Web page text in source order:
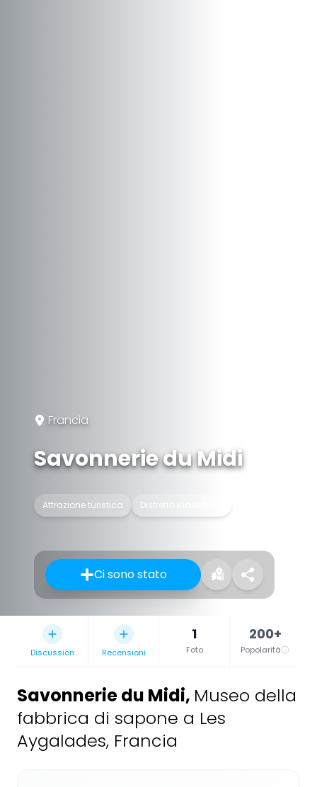
Francia
Savonnerie du Midi
Attrazione turistica Distretto industriale
Ci sono stato
Discussion Recensioni
1
Foto
200+
Popolarità
Savonnerie du Midi, Museo della
fabbrica di sapone a Les
Aygalades, Francia